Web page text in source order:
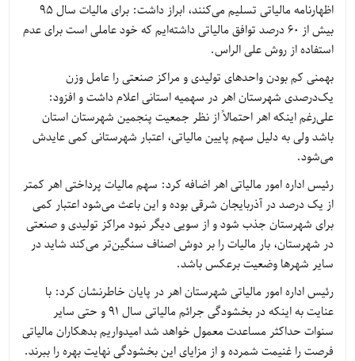
اظهارنامه مالیاتی تسلیم می‌کنند، ابراز داشت: برای مالیات سال ۹۵
بیش از ۶۰ درصد توافق مالیاتی داشته‌ایم که خود عاملی است برای عدم
استفاده از روش علی الراس.
بهمنی کم بودن واحدهای تولیدی و مراکز صنعتی را عامل وزن
یک‌درصدی شهرستان اهر در سهمیه استانی اعلام داشت و افزود:
علی‌رغم اینکه اهر احتمالاً از نظر جمعیت پنجمین شهرستان استان
باشد ولی به دلیل سهم پایین مالیاتی، اعتبار شهرستانی کمی عایدش
می‌شود.
رئیس اداره امور مالیاتی اهر اضافه کرد: سهم مالیات پرداختی اهر کمتر
از یک درصد در آذربایجان شرقی بوده و این باعث می‌شود اعتبار کمی
برای شهرستان جذب شود و از سویی دیگر نبود مراکز تولیدی و صنعتی
در شهرستان، بار مالیات را بر دوش اصناف سنگین‌تر می‌کند شاید در
سایر شهرها وضعیت برعکس باشد.
رئیس اداره امور مالیاتی شهرستان اهر در پایان خاطرنشان کرد: با
عنایت به اینکه در بخشودگی جرائم مالیاتی سال ۹۱ و حتی سایر
سنوات حداکثر مساعدت معمول خواهد شد امیدواریم بدهکاران مالیاتی
فرصت را غنیمت شمرده و از مزایای این بخشودگی نهایت بهره را ببرند.